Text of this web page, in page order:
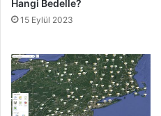
Hangi Bedelle?
15 Eylül 2023